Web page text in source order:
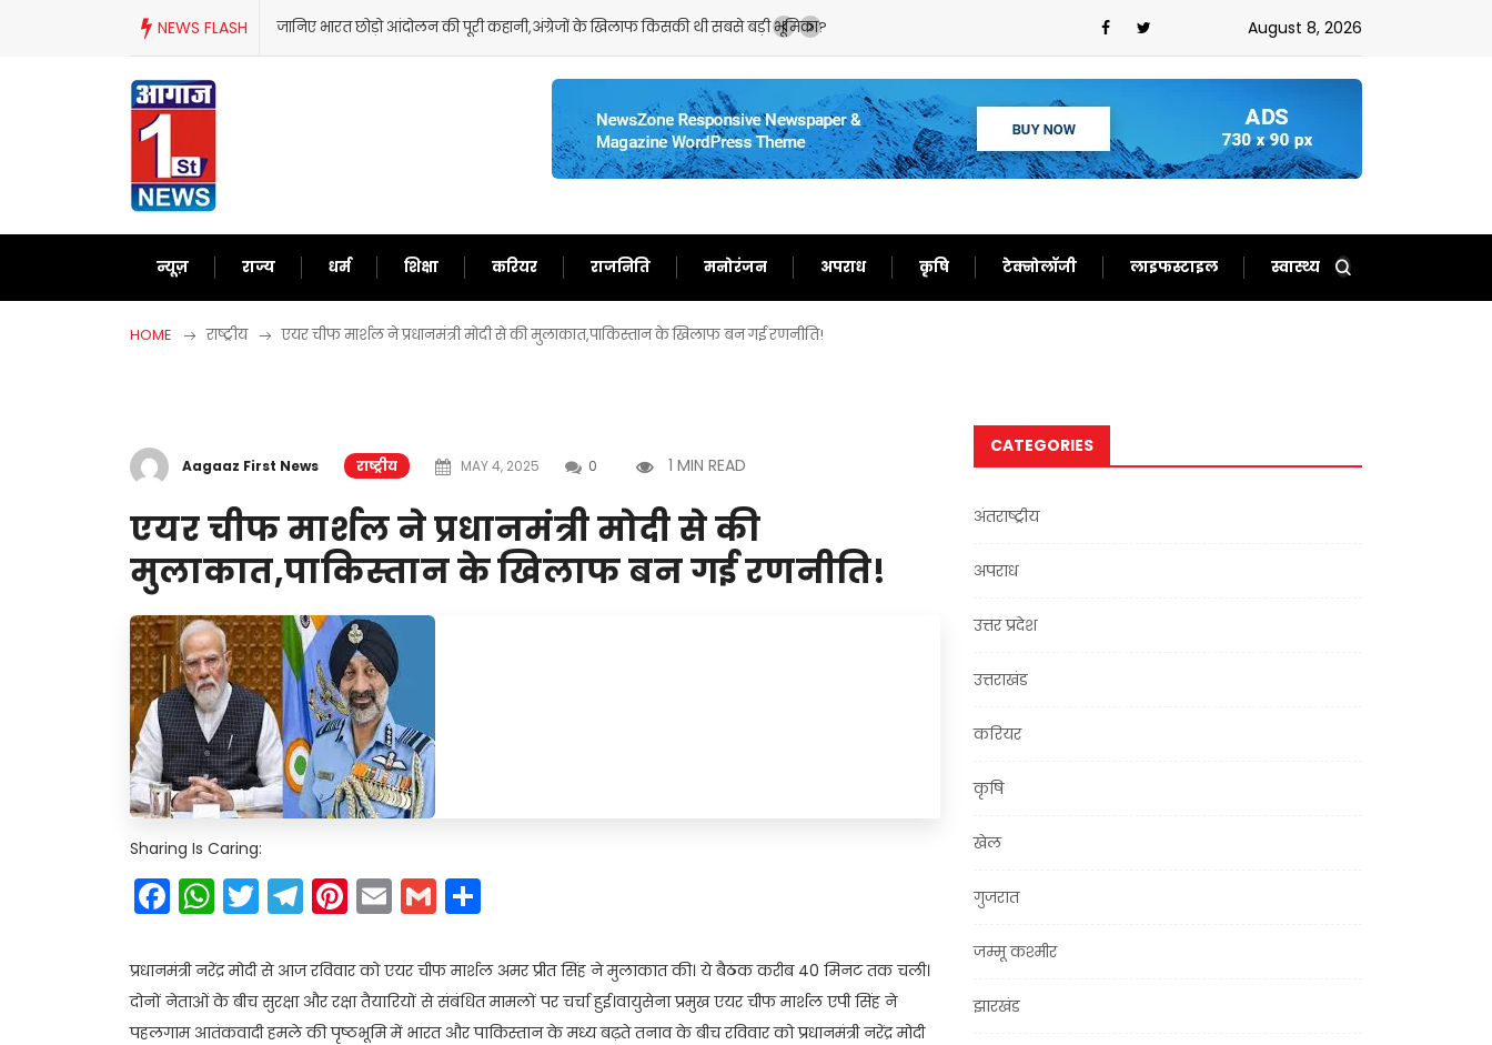
NEWS FLASH जानिए भारत छोड़ो आंदोलन की पूरी कहानी,अंग्रेजों के खिलाफ किसकी थी सबसे बड़ी भूमिका? भारत और बांग्लादेश के बीच नहीं होगा सीरीज!जानिए आखिर कैसे बढ़ा दोनों देशों के बीच तनाव?
August 8, 2026
न्यूज़ राज्य धर्म शिक्षा करियर राजनिति मनोरंजन अपराध कृषि टेक्नोलॉजी लाइफस्टाइल स्वास्थ्य
HOME राष्ट्रीय एयर चीफ मार्शल ने प्रधानमंत्री मोदी से की मुलाकात,पाकिस्तान के खिलाफ बन गई रणनीति!
Aagaaz First News राष्ट्रीय MAY 4, 2025 0 1 MIN READ
एयर चीफ मार्शल ने प्रधानमंत्री मोदी से की
मुलाकात,पाकिस्तान के खिलाफ बन गई रणनीति!
Sharing Is Caring:
Facebook
WhatsApp
Twitter
Telegram
Pinterest
EmailGmail
प्रधानमंत्री नरेंद्र मोदी से आज रविवार को एयर चीफ मार्शल अमर प्रीत सिंह ने मुलाकात की। ये बैठक करीब 40 मिनट तक चली।
दोनों नेताओं के बीच सुरक्षा और रक्षा तैयारियों से संबंधित मामलों पर चर्चा हुई।वायुसेना प्रमुख एयर चीफ मार्शल एपी सिंह ने
पहलगाम आतंकवादी हमले की पृष्ठभूमि में भारत और पाकिस्तान के मध्य बढ़ते तनाव के बीच रविवार को प्रधानमंत्री नरेंद्र मोदी
CATEGORIES
अंतराष्ट्रीय
अपराध
उत्तर प्रदेश
उत्तराखंड
करियर
कृषि
खेल
गुजरात
जम्मू कश्मीर
झारखंड